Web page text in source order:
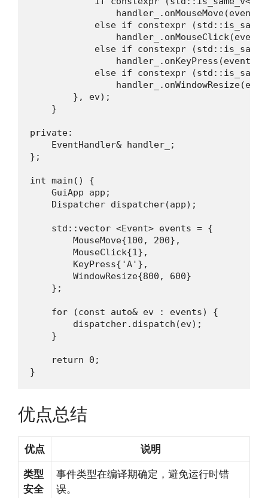
                handler_.onMouseMove(event);
else if constexpr
else if constexpr
                handler_.onKeyPress(event);
else if constexpr
        }, ev);
    }
private:
    EventHandler& handler_;
};
int main() {
    GuiApp app;
    Dispatcher dispatcher(app);
    std::vector <Event> events = {
        MouseMove{100, 200},
        MouseClick{1},
        KeyPress{'A'},
        WindowResize{800, 600}
    };
    for (const auto& ev : events) {
        dispatcher.dispatch(ev);
    }
    return 0;
}
优点总结
优点 说明
类型
安全
事件类型在编译期确定，避免运行时错
误。